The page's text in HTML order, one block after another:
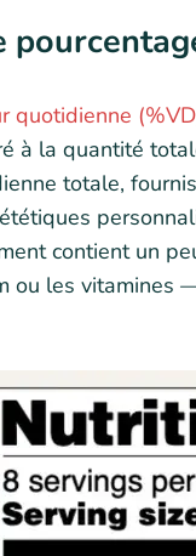
quotidienne
à la quantité
totale,
contient un
ou les vitamines